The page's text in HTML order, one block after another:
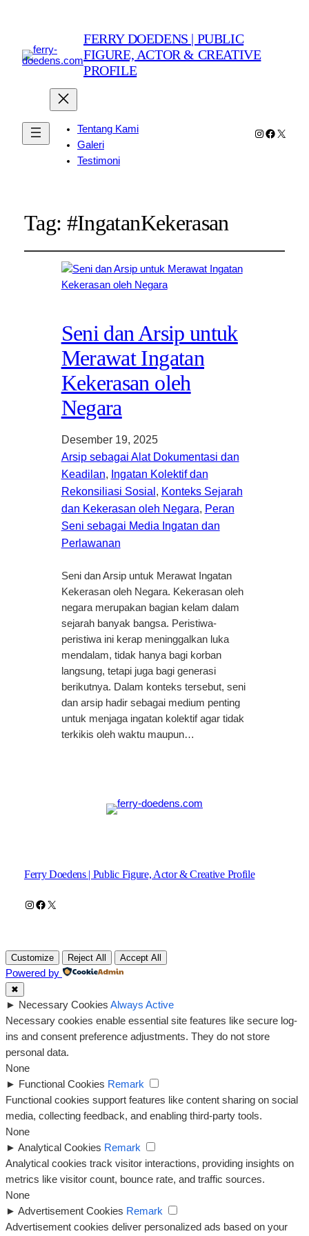
FERRY DOEDENS | PUBLIC
FIGURE, ACTOR & CREATIVE
PROFILE
Tentang Kami
Galeri
Testimoni
Instagram
X
Tag: #IngatanKekerasan
Seni dan Arsip untuk
Merawat Ingatan
Kekerasan oleh
Negara
Desember 19, 2025
Arsip sebagai Alat Dokumentasi dan
Keadilan, Ingatan Kolektif dan
Rekonsiliasi Sosial , Konteks Sejarah
dan Kekerasan oleh Negara, Peran
Seni sebagai Media Ingatan dan
Perlawanan
Seni dan Arsip untuk Merawat Ingatan
Kekerasan oleh Negara. Kekerasan oleh
negara merupakan bagian kelam dalam
sejarah banyak bangsa. Peristiwa-
peristiwa ini kerap meninggalkan luka
mendalam, tidak hanya bagi korban
langsung, tetapi juga bagi generasi
berikutnya. Dalam konteks tersebut, seni
dan arsip hadir sebagai medium penting
untuk menjaga ingatan kolektif agar tidak
terkikis oleh waktu maupun…
Ferry Doedens | Public Figure, Actor & Creative Profile
Instagram
Facebook
X
Customize Reject All Accept All
Powered by
✖
► Necessary Cookies Always Active
Necessary cookies enable essential site features like secure log-
ins and consent preference adjustments. They do not store
personal data.
None
► Functional Cookies Remark
Functional cookies support features like content sharing on social
media, collecting feedback, and enabling third-party tools.
None
► Analytical Cookies Remark
Analytical cookies track visitor interactions, providing insights on
metrics like visitor count, bounce rate, and traffic sources.
None
► Advertisement Cookies Remark
Advertisement cookies deliver personalized ads based on your